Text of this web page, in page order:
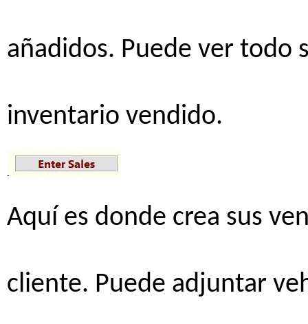
añadidos. Puede ver todo
inventario vendido.
Aquí es donde crea sus
cliente. Puede adjuntar